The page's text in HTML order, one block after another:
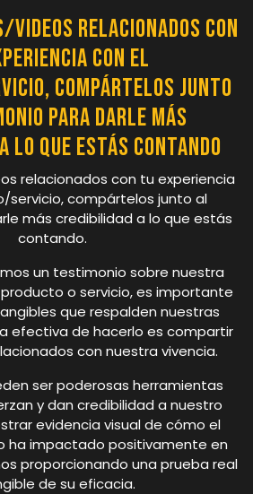
relacionados con
con el
compártelos junto
para darle más
lo que estás contando
relacionados con tu experiencia
servicio, compártelos junto al
más credibilidad a lo que estás
contando.
un testimonio sobre nuestra
o servicio, es importante
que respalden nuestras
efectiva de hacerlo es compartir
con nuestra vivencia.
ser poderosas herramientas
y dan credibilidad a nuestro
evidencia visual de cómo el
ha impactado positivamente en
proporcionando una prueba real
de su eficacia.